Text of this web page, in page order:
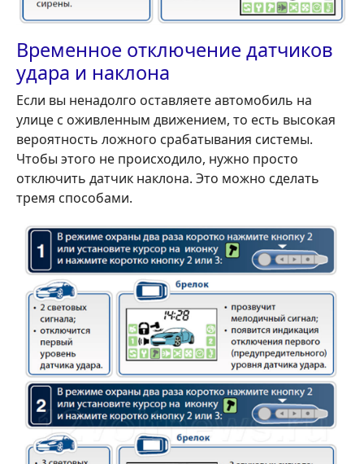
Временное отключение датчиков
удара и наклона
Если вы ненадолго оставляете автомобиль на
улице с оживленным движением, то есть высокая
вероятность ложного срабатывания системы.
Чтобы этого не происходило, нужно просто
отключить датчик наклона. Это можно сделать
тремя способами.